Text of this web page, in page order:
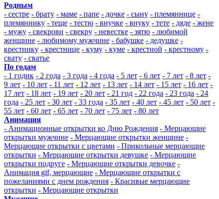
Родным
- сестре - брату - маме - папе - дочке - сыну - племяннице -
племяннику - теще - тестю - внучке - внуку - тете - дяде - жене
- мужу - свекрови - свекру - невестке - зятю - любимой
женщине - любимому мужчине - бабушке - дедушке -
крестнику - крестнице - куму - куме - крестной - крестному -
свату - сватье
По годам
- 1 годик - 2 года - 3 года - 4 года - 5 лет - 6 лет - 7 лет - 8 лет -
9 лет - 10 лет - 11 лет - 12 лет - 13 лет - 14 лет - 15 лет - 16 лет -
17 лет - 18 лет - 19 лет - 20 лет - 21 год - 22 года - 23 года - 24
года - 25 лет - 30 лет - 33 года - 35 лет - 40 лет - 45 лет - 50 лет -
55 лет - 60 лет - 65 лет - 70 лет - 75 лет - 80 лет
Анимация
- Анимационные открытки ко Дню Рождения - Мерцающие
открытки мужчине - Мерцающие открытки женщине -
Мерцающие открытки с цветами - Прикольные мерцающие
открытки - Мерцающие открытки девушке - Мерцающие
открытки подруге - Мерцающие открытки девочке -
Анимация gif, мерцающие - Мерцающие открытки с
пожеланиями с днем рождения - Красивые мерцающие
открытки - Мерцающие открытки